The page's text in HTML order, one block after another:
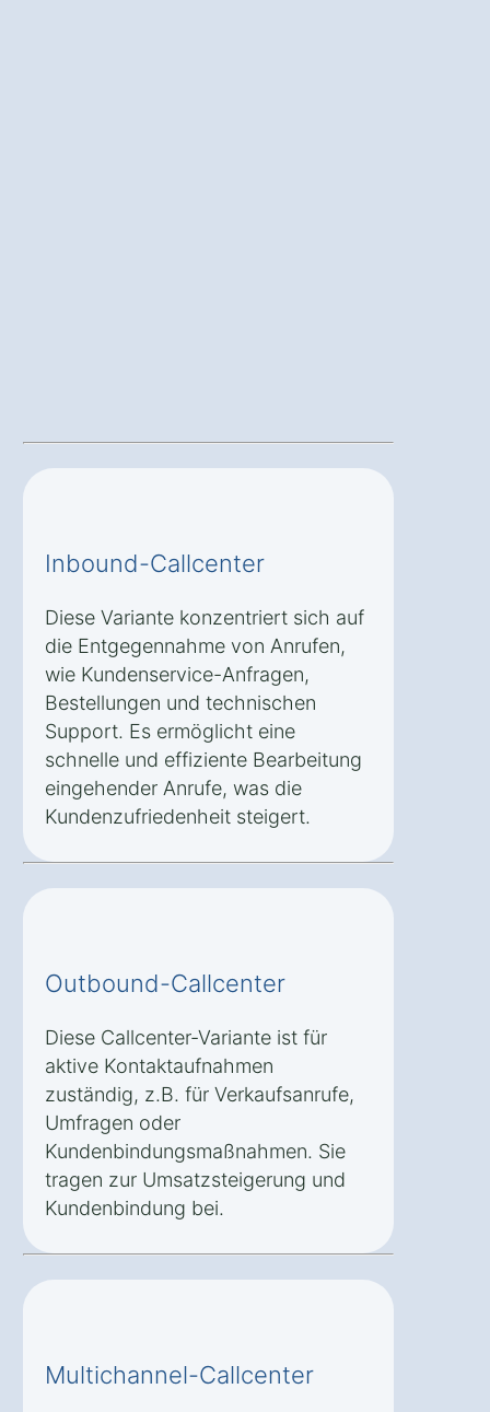
Inbound-Callcenter
Diese Variante konzentriert sich auf
die Entgegennahme von Anrufen,
wie Kundenservice-Anfragen,
Bestellungen und technischen
Support. Es ermöglicht eine
schnelle und effiziente Bearbeitung
eingehender Anrufe, was die
Kundenzufriedenheit steigert.
Outbound-Callcenter
Diese Callcenter-Variante ist für
aktive Kontaktaufnahmen
zuständig, z.B. für Verkaufsanrufe,
Umfragen oder
Kundenbindungsmaßnahmen. Sie
tragen zur Umsatzsteigerung und
Kundenbindung bei.
Multichannel-Callcenter